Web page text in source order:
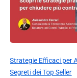
Strategie Efficaci per
Segreti dei Top Seller